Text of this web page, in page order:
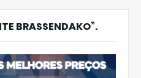
BRASSENDAKO”.